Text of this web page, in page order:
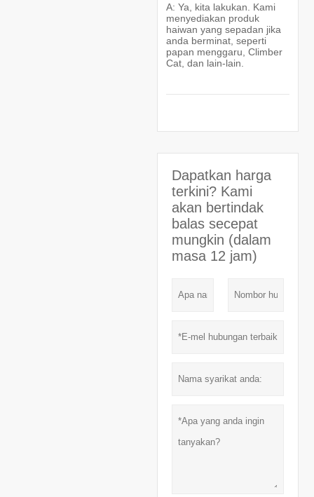
A: Ya, kita lakukan. Kami
menyediakan produk
haiwan yang sepadan jika
anda berminat, seperti
papan menggaru, Climber
Cat, dan lain-lain.
Dapatkan harga
terkini? Kami
akan bertindak
balas secepat
mungkin (dalam
masa 12 jam)